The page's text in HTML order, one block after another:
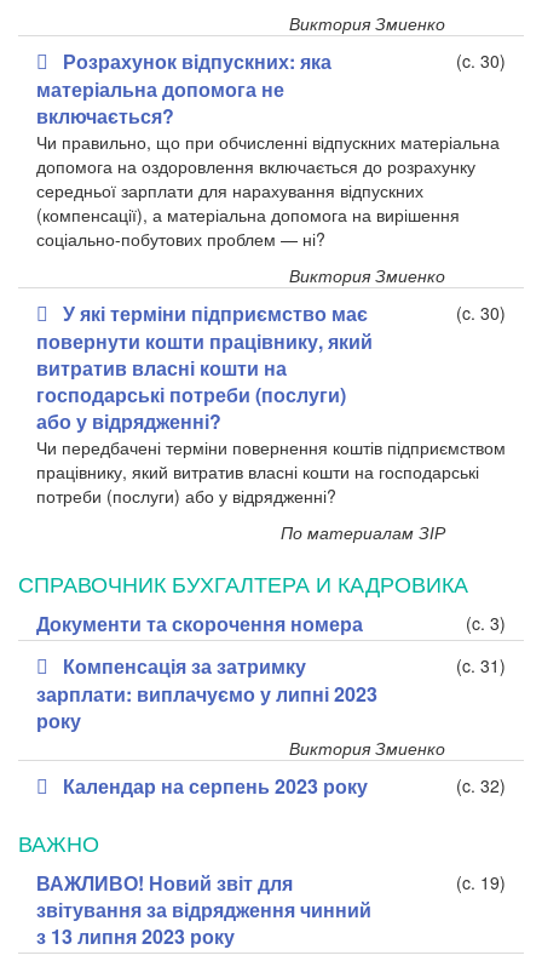
Виктория Змиенко
Розрахунок відпускних: яка
матеріальна допомога не
включається?
(c. 30)
Чи правильно, що при обчисленні відпускних матеріальна
допомога на оздоровлення включається до розрахунку
середньої зарплати для нарахування відпускних
(компенсації), а матеріальна допомога на вирішення
соціально-побутових проблем — ні?
Виктория Змиенко
У які терміни підприємство має
повернути кошти працівнику, який
витратив власні кошти на
господарські потреби (послуги)
або у відрядженні?
(c. 30)
Чи передбачені терміни повернення коштів підприємством
працівнику, який витратив власні кошти на господарські
потреби (послуги) або у відрядженні?
По материалам ЗІР
СПРАВОЧНИК БУХГАЛТЕРА И КАДРОВИКА
Документи та скорочення номера (c. 3)
Компенсація за затримку
зарплати: виплачуємо у липні 2023
року
(c. 31)
Виктория Змиенко
Календар на серпень 2023 року (c. 32)
ВАЖНО
ВАЖЛИВО! Новий звіт для
звітування за відрядження чинний
з 13 липня 2023 року
(c. 19)